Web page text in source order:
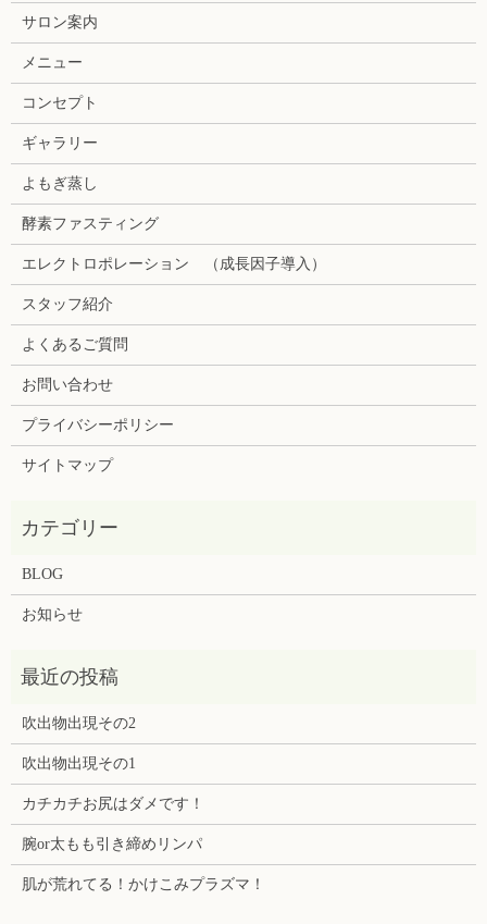
サロン案内
メニュー
コンセプト
ギャラリー
よもぎ蒸し
酵素ファスティング
エレクトロポレーション （成長因子導入）
スタッフ紹介
よくあるご質問
お問い合わせ
プライバシーポリシー
サイトマップ
BLOG
お知らせ
吹出物出現その2
吹出物出現その1
カチカチお尻はダメです！
腕or太もも引き締めリンパ
肌が荒れてる！かけこみプラズマ！